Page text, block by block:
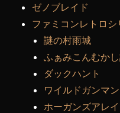
ゼノブレイド
ファミコンレトロシ
謎の村雨城
ふぁみこんむか
ダックハント
ワイルドガンマン
ホーガンズアレイ